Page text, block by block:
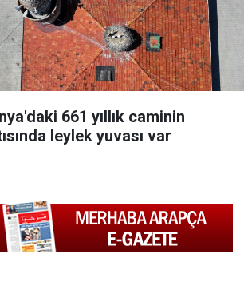
661 yıllık caminin
leylek yuvası var